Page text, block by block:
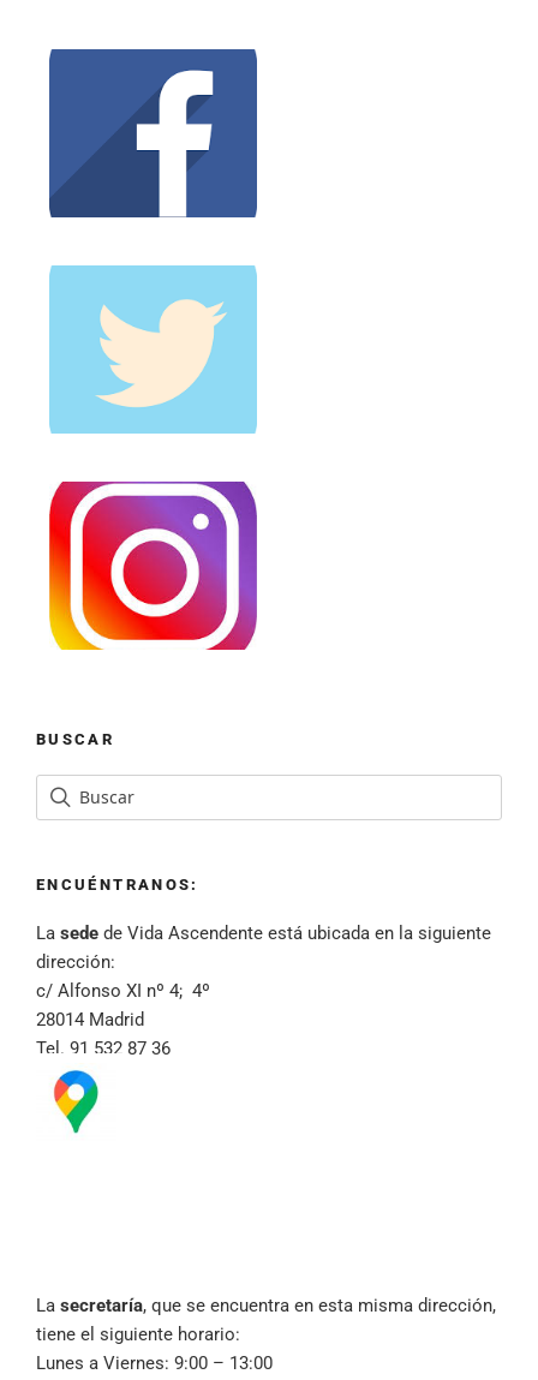
BUSCAR
ENCUÉNTRANOS:
La sede de Vida Ascendente está ubicada en la siguiente
dirección:
c/ Alfonso XI nº 4; 4º
28014 Madrid
Tel. 91 532 87 36
La secretaría, que se encuentra en esta misma dirección,
tiene el siguiente horario:
Lunes a Viernes: 9:00 – 13:00